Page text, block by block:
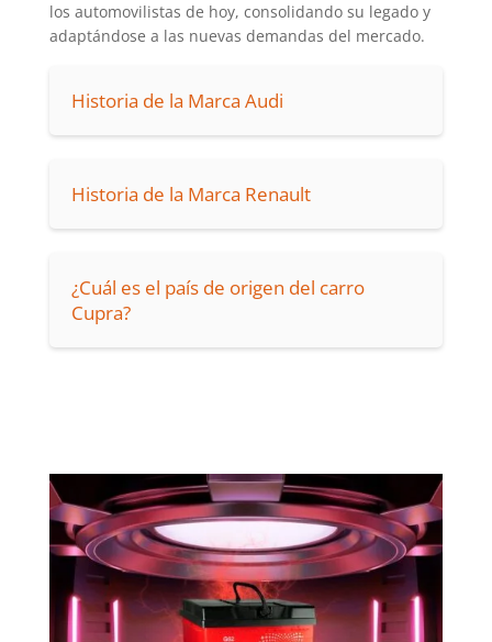
los automovilistas de hoy, consolidando su legado y
adaptándose a las nuevas demandas del mercado.
Historia de la Marca Audi
Historia de la Marca Renault
¿Cuál es el país de origen del carro
Cupra?